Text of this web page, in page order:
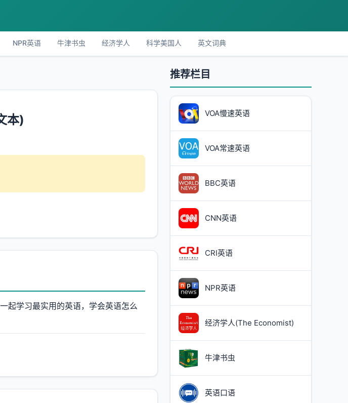
NPR英语 牛津书虫 经济学人 科学美国人 英文词典
本)
起学习最实用的英语，学会英语怎么
推荐栏目
VOA慢速英语
VOA常速英语
BBC英语
CNN英语
CRI英语
NPR英语
经济学人(The Economist)
牛津书虫
英语口语